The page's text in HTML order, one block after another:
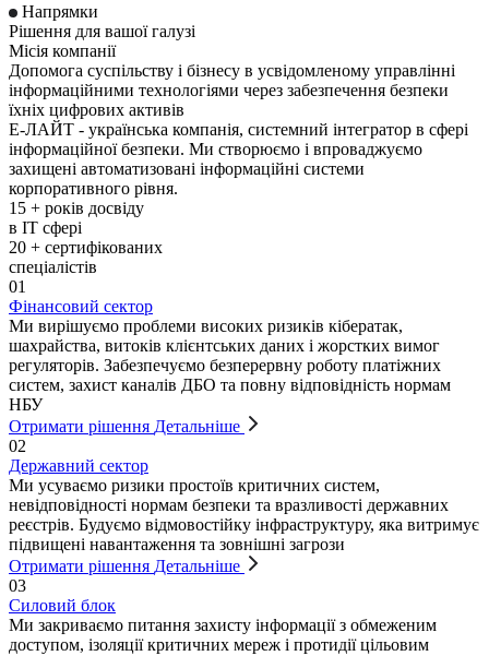
Напрямки
Рішення для вашої галузі
Місія компанії
Допомога суспільству і бізнесу в усвідомленому управлінні
інформаційними технологіями через забезпечення безпеки
їхніх цифрових активів
Е-ЛАЙТ - українська компанія, системний інтегратор в сфері
інформаційної безпеки. Ми створюємо і впроваджуємо
захищені автоматизовані інформаційні системи
корпоративного рівня.
15 + років досвіду
в IT сфері
20 + сертифікованих
спеціалістів
01
Фінансовий сектор
Ми вирішуємо проблеми високих ризиків кібератак,
шахрайства, витоків клієнтських даних і жорстких вимог
регуляторів. Забезпечуємо безперервну роботу платіжних
систем, захист каналів ДБО та повну відповідність нормам
НБУ
Отримати рішення Детальніше
02
Державний сектор
Ми усуваємо ризики простоїв критичних систем,
невідповідності нормам безпеки та вразливості державних
реєстрів. Будуємо відмовостійку інфраструктуру, яка витримує
підвищені навантаження та зовнішні загрози
Отримати рішення Детальніше
03
Силовий блок
Ми закриваємо питання захисту інформації з обмеженим
доступом, ізоляції критичних мереж і протидії цільовим